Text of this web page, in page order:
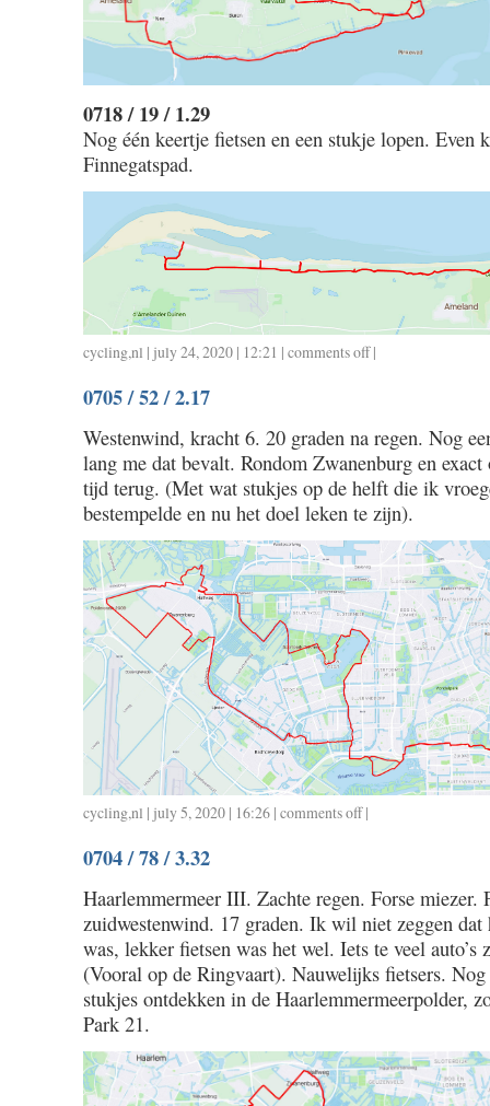
0718 / 19 / 1.29
Nog één keertje fietsen en een stukje lopen. Even
Finnegatspad.
cycling,nl | july 24, 2020 | 12:21 | comments offon
|
0705 / 52 / 2.17
Westenwind, kracht 6. 20 graden na regen. Nog
lang me dat bevalt. Rondom Zwanenburg en exact
tijd terug. (Met wat stukjes op de helft die ik
bestempelde en nu het doel leken te zijn).
cycling,nl | july 5, 2020 | 16:26 | comments offon
2.17
|
0704 / 78 / 3.32
Haarlemmermeer III. Zachte regen. Forse miezer.
zuidwestenwind. 17 graden. Ik wil niet zeggen dat
was, lekker fietsen was het wel. Iets te veel auto’s
(Vooral op de Ringvaart). Nauwelijks fietsers. Nog
stukjes ontdekken in de Haarlemmermeerpolder,
Park 21.